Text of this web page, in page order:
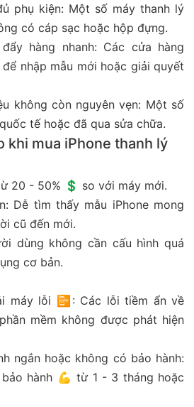
phụ kiện: Một số máy thanh lý
có cáp sạc hoặc hộp đựng.
hàng nhanh: Các cửa hàng
nhập mẫu mới hoặc giải quyết
không còn nguyên vẹn: Một số
tế hoặc đã qua sửa chữa.
khi mua iPhone thanh lý
20 - 50% 💲 so với máy mới.
Dễ tìm thấy mẫu iPhone mong
cũ đến mới.
dùng không cần cấu hình quá
cơ bản.
máy lỗi 📴: Các lỗi tiềm ẩn về
mềm không được phát hiện
ngắn hoặc không có bảo hành:
hành 💪 từ 1 - 3 tháng hoặc